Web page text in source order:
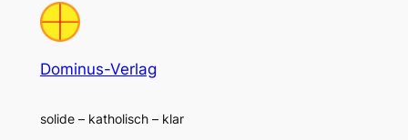
Dominus-Verlag
solide – katholisch – klar